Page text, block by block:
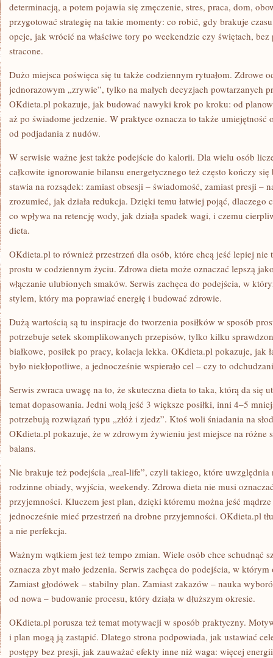
determinacją, a potem pojawia się zmęczenie, stres, praca, dom,
przygotować strategię na takie momenty: co robić, gdy brakuje
opcje, jak wrócić na właściwe tory po weekendzie czy świętach,
stracone.
Dużo miejsca poświęca się tu także codziennym rytuałom. Zdrowe
jednorazowym „zrywie”, tylko na małych decyzjach powtarzanych
OKdieta.pl pokazuje, jak budować nawyki krok po kroku: od
aż po świadome jedzenie. W praktyce oznacza to także umiejętność
od podjadania z nudów.
W serwisie ważne jest także podejście do kalorii. Dla wielu osób
całkowite ignorowanie bilansu energetycznego też często kończy
stawia na rozsądek: zamiast obsesji – świadomość, zamiast presji –
zrozumieć, jak działa redukcja. Dzięki temu łatwiej pojąć, dlaczego
co wpływa na retencję wody, jak działa spadek wagi, i czemu
dieta.
OKdieta.pl to również przestrzeń dla osób, które chcą jeść lepiej
prostu w codziennym życiu. Zdrowa dieta może oznaczać lepszą
włączanie ulubionych smaków. Serwis zachęca do podejścia, w
stylem, który ma poprawiać energię i budować zdrowie.
Dużą wartością są tu inspiracje do tworzenia posiłków w sposób
potrzebuje setek skomplikowanych przepisów, tylko kilku
białkowe, posiłek po pracy, kolacja lekka. OKdieta.pl pokazuje, jak
było niekłopotliwe, a jednocześnie wspierało cel – czy to
Serwis zwraca uwagę na to, że skuteczna dieta to taka, którą da się
temat dopasowania. Jedni wolą jeść 3 większe posiłki, inni 4–5
potrzebują rozwiązań typu „złóż i zjedz”. Ktoś woli śniadania na
OKdieta.pl pokazuje, że w zdrowym żywieniu jest miejsce na różne
balans.
Nie brakuje też podejścia „real-life”, czyli takiego, które uwzględnia
rodzinne obiady, wyjścia, weekendy. Zdrowa dieta nie musi
przyjemności. Kluczem jest plan, dzięki któremu można jeść
jednocześnie mieć przestrzeń na drobne przyjemności. OKdieta.pl
a nie perfekcja.
Ważnym wątkiem jest też tempo zmian. Wiele osób chce schudnąć
oznacza zbyt mało jedzenia. Serwis zachęca do podejścia, w
Zamiast głodówek – stabilny plan. Zamiast zakazów – nauka
od nowa – budowanie procesu, który działa w dłuższym okresie.
OKdieta.pl porusza też temat motywacji w sposób praktyczny.
i plan mogą ją zastąpić. Dlatego strona podpowiada, jak ustawiać
postępy bez presji, jak zauważać efekty inne niż waga: więcej